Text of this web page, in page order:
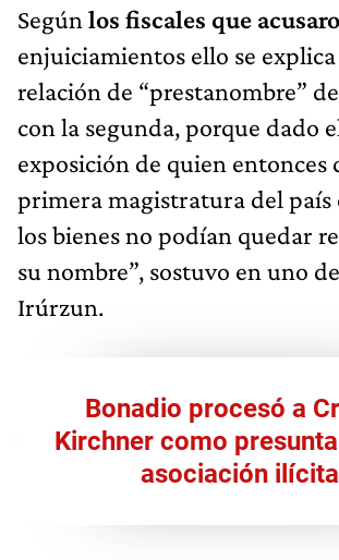
Según los fiscales que
enjuiciamientos ello se
relación de “prestanombre”
con la segunda, porque dado
exposición de quien entonces
primera magistratura del país
los bienes no podían quedar
su nombre”, sostuvo en uno
Irúrzun.
Bonadio procesó a
Kirchner como
asociación